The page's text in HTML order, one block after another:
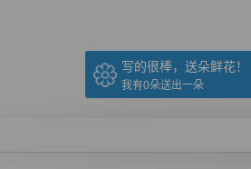
写的很棒，送朵鲜花！
我有0朵送出一朵